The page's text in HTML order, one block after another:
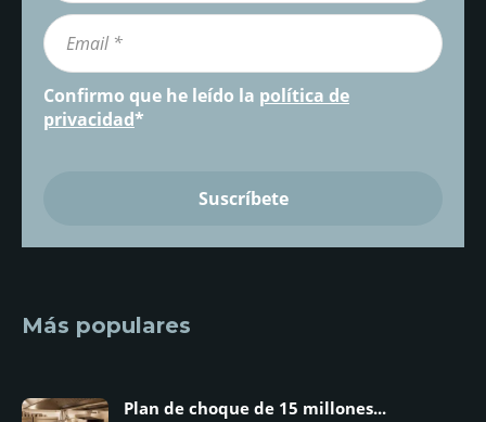
Confirmo que he leído la política de
privacidad*
Más populares
Plan de choque de 15 millones...